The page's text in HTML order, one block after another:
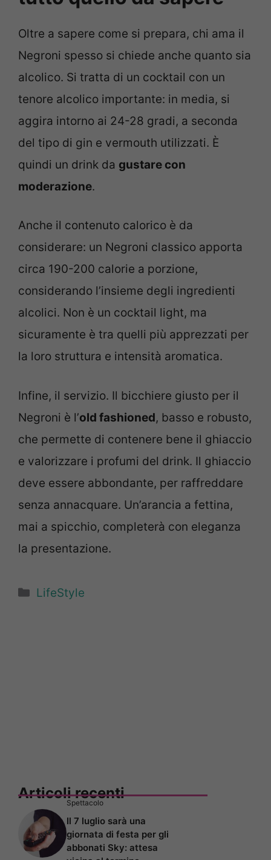
Oltre a sapere come si prepara, chi ama il
Negroni spesso si chiede anche quanto sia
alcolico. Si tratta di un cocktail con un
tenore alcolico importante: in media, si
aggira intorno ai 24-28 gradi, a seconda
del tipo di gin e vermouth utilizzati. È
quindi un drink da gustare con
moderazione.
Anche il contenuto calorico è da
considerare: un Negroni classico apporta
circa 190-200 calorie a porzione,
considerando l’insieme degli ingredienti
alcolici. Non è un cocktail light, ma
sicuramente è tra quelli più apprezzati per
la loro struttura e intensità aromatica.
Infine, il servizio. Il bicchiere giusto per il
Negroni è l’old fashioned, basso e robusto,
che permette di contenere bene il ghiaccio
e valorizzare i profumi del drink. Il ghiaccio
deve essere abbondante, per raffreddare
senza annacquare. Un’arancia a fettina,
mai a spicchio, completerà con eleganza
la presentazione.
Categorie
LifeStyle
Articoli recenti
Spettacolo
Il 7 luglio sarà una
giornata di festa per gli
abbonati Sky: attesa